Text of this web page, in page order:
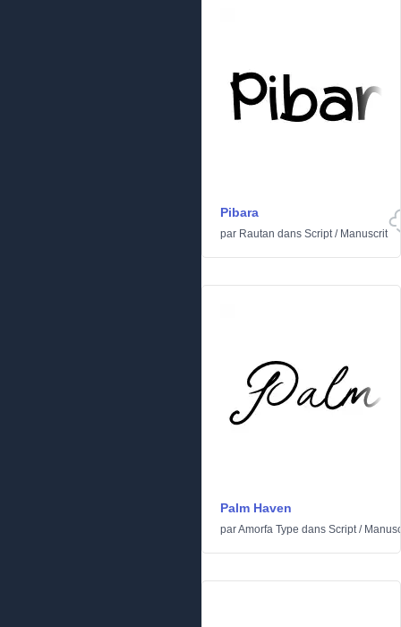
Pibara
par Rautan dans Script/ Manuscrit
Palm Haven
parAmorfa Type dans Script/